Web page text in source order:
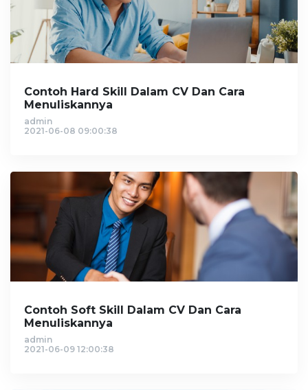
Contoh Hard Skill Dalam CV Dan Cara
Menuliskannya
admin
2021-06-08 09:00:38
Contoh Soft Skill Dalam CV Dan Cara
Menuliskannya
admin
2021-06-09 12:00:38